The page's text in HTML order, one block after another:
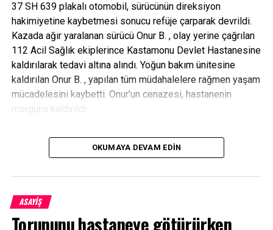
37 SH 639 plakalı otomobil, sürücünün direksiyon
hakimiyetine kaybetmesi sonucu refüje çarparak devrildi.
Kazada ağır yaralanan sürücü Onur B. , olay yerine çağrılan
112 Acil Sağlık ekiplerince Kastamonu Devlet Hastanesine
kaldırılarak tedavi altına alındı. Yoğun bakım ünitesine
kaldırılan Onur B. , yapılan tüm müdahalelere rağmen yaşam
mücadelesini kaybetti. Onur’un cenazesi, hastanenin
OKUMAYA DEVAM EDIN
ASAYİŞ
Torununu hastaneye götürürken